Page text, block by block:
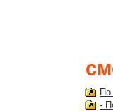
По
-